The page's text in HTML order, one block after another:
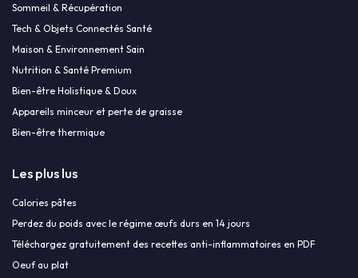
Sommeil & Récupération
Tech & Objets Connectés Santé
Maison & Environnement Sain
Nutrition & Santé Premium
Bien-être Holistique & Doux
Appareils minceur et perte de graisse
Bien-être thermique
Les plus lus
Calories pâtes
Perdez du poids avec le régime œufs durs en 14 jours
Téléchargez gratuitement des recettes anti-inflammatoires en PDF
Oeuf au plat